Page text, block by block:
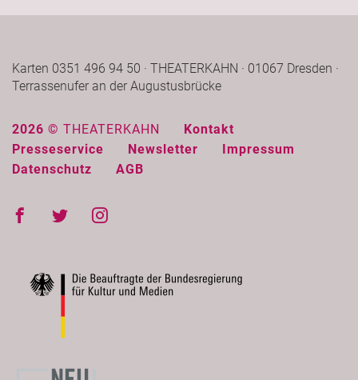
Karten 0351 496 94 50 · THEATERKAHN · 01067 Dresden ·
Terrassenufer an der Augustusbrücke
2026 © THEATERKAHN
Kontakt
Presseservice
Newsletter
Impressum
Datenschutz
AGB